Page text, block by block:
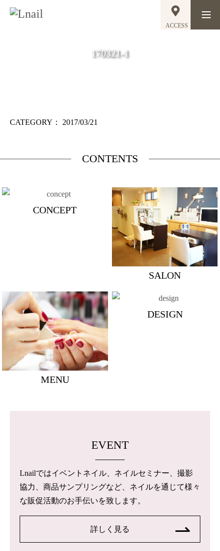
ACCESS
170321-1
CATEGORY： 2017/03/21
CONTENTS
CONCEPT
SALON
MENU
DESIGN
EVENT
Lnailではイベントネイル、ネイルセミナー、撮影
協力、商品サンプリングなど、ネイルを通じて様々
な販促活動のお手伝いを致します。
詳しく見る